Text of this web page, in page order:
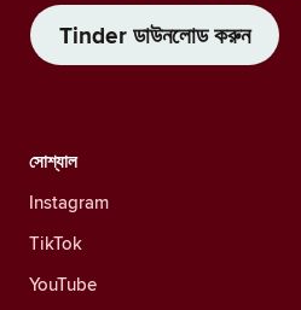
Tinder ডাউনলোড করুন
সোশ্যাল
Instagram
TikTok
YouTube